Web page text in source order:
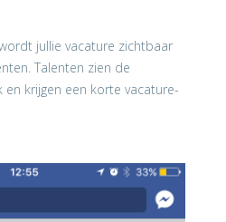
jullie vacature zichtbaar
Talenten zien de
krijgen een korte vacature-